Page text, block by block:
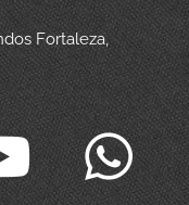
Fortaleza,